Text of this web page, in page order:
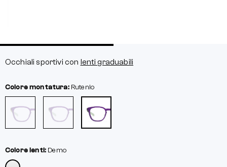
Occhiali sportivi con lenti graduabili
Colore montatura: Rutenio
Colore lenti: Demo